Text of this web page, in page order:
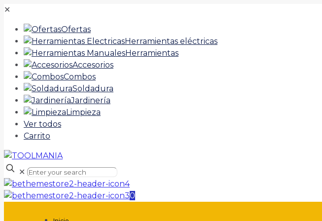
✕
Ofertas
Herramientas eléctricas
Herramientas
Accesorios
Combos
Soldadura
Jardinería
Limpieza
Ver todos
Carrito
✕
0